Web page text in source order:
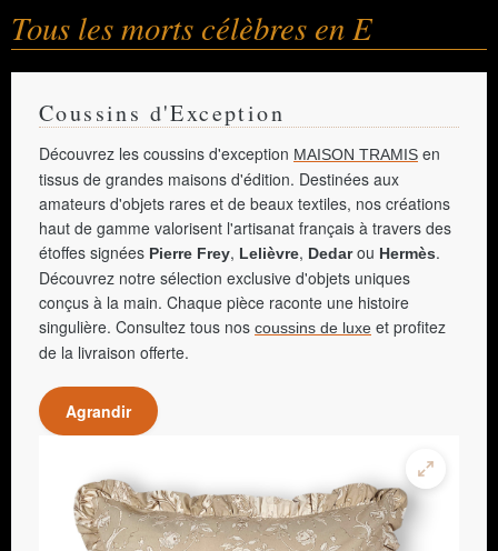
Tous les morts célèbres en E
Coussins d'Exception
Découvrez les coussins d'exception MAISON TRAMIS en
tissus de grandes maisons d'édition. Destinées aux
amateurs d'objets rares et de beaux textiles, nos créations
haut de gamme valorisent l'artisanat français à travers des
étoffes signées Pierre Frey, Lelièvre, Dedarou Hermès.
Découvrez notre sélection exclusive d'objets uniques
conçus à la main. Chaque pièce raconte une histoire
singulière. Consultez tous nos coussins de luxe et profitez
de la livraison offerte.
Agrandir